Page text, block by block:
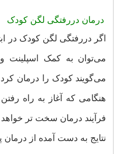
درمان دررفتگی لگن کودک
اگر دررفتگی لگن کودک در
می‌توان به کمک اسپلینت
می‌گویند کودک را درمان
هنگامی که آغاز به راه
فرآیند درمان سخت تر
نتایج به دست آمده از درمان